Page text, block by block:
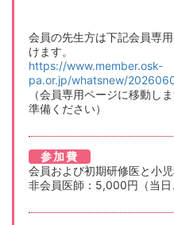
会員の先生方は下記会員専
けます。
https://www.member.osk-
pa.or.jp/whatsnew/
（会員専用ページに移動し
準備ください）
参加費
会員および初期研修医と小
非会員医師：5,000円（当日